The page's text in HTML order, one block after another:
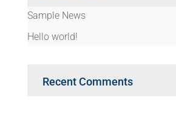
Sample News
Hello world!
Recent Comments